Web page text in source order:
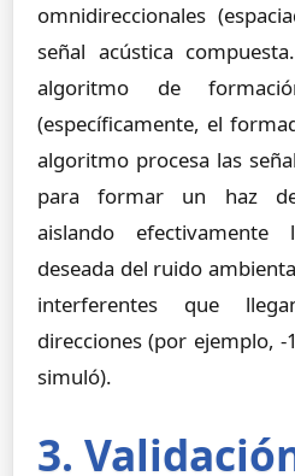
omnidireccionales
señal acústica
algoritmo de
(específicamente, el
algoritmo procesa las
para formar un haz
aislando efectivamente
deseada del ruido
interferentes que
direcciones (por ejemplo, -
simuló).
3.